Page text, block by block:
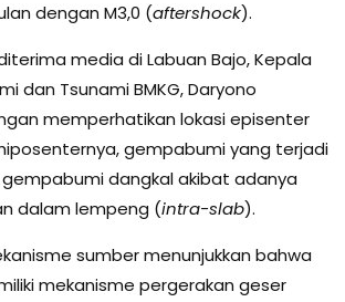
dengan M3,0 (aftershock).
media di Labuan Bajo, Kepala
dan Tsunami BMKG, Daryono
memperhatikan lokasi episenter
gempabumi yang terjadi
dangkal akibat adanya
dalam lempeng (intra-slab).
sumber menunjukkan bahwa
mekanisme pergerakan geser